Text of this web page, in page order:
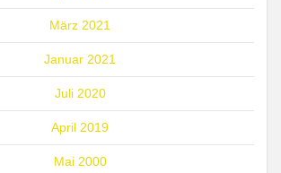
März 2021
Januar 2021
Juli 2020
April 2019
Mai 2000